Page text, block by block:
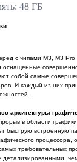
48 ГБ
с чипами M3, M3
оснащенные
собой самые
И каждый из них
архитектуры
в области
быструю встроенную
процессора,
требовательных
детализированными,